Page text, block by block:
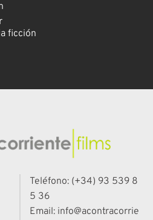
ficción
Teléfono: (+34) 93 539 8
5 36
Email: info@acontracorrie